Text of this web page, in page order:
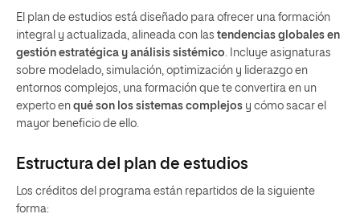
El plan de estudios está diseñado para ofrecer una formación
integral y actualizada, alineada con las tendencias globales en
gestión estratégica y análisis sistémico. Incluye asignaturas
sobre modelado, simulación, optimización y liderazgo en
entornos complejos, una formación que te convertira en un
experto en qué son los sistemas complejos y cómo sacar el
mayor beneficio de ello.
Estructura del plan de estudios
Los créditos del programa están repartidos de la siguiente
forma: